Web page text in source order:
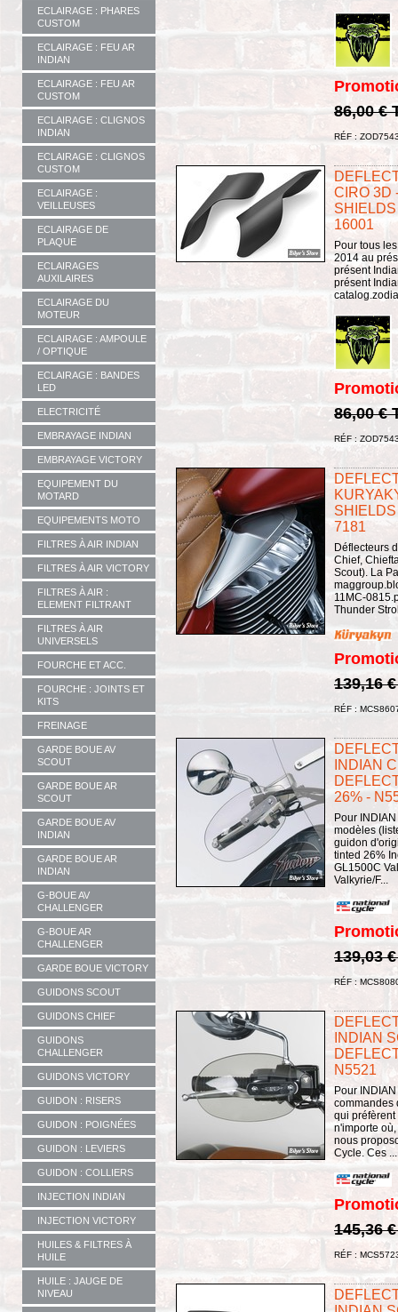
ECLAIRAGE : PHARES
CUSTOM
ECLAIRAGE : FEU AR
INDIAN
ECLAIRAGE : FEU AR
CUSTOM
ECLAIRAGE : CLIGNOS
INDIAN
ECLAIRAGE : CLIGNOS
CUSTOM
ECLAIRAGE :
VEILLEUSES
ECLAIRAGE DE
PLAQUE
ECLAIRAGES
AUXILAIRES
ECLAIRAGE DU
MOTEUR
ECLAIRAGE : AMPOULE
/ OPTIQUE
ECLAIRAGE : BANDES
LED
ELECTRICITÉ
EMBRAYAGE INDIAN
EMBRAYAGE VICTORY
EQUIPEMENT DU
MOTARD
EQUIPEMENTS MOTO
FILTRES À AIR INDIAN
FILTRES À AIR VICTORY
FILTRES À AIR :
ELEMENT FILTRANT
FILTRES À AIR
UNIVERSELS
FOURCHE ET ACC.
FOURCHE : JOINTS ET
KITS
FREINAGE
GARDE BOUE AV
SCOUT
GARDE BOUE AR
SCOUT
GARDE BOUE AV
INDIAN
GARDE BOUE AR
INDIAN
G-BOUE AV
CHALLENGER
G-BOUE AR
CHALLENGER
GARDE BOUE VICTORY
GUIDONS SCOUT
GUIDONS CHIEF
GUIDONS
CHALLENGER
GUIDONS VICTORY
GUIDON : RISERS
GUIDON : POIGNÉES
GUIDON : LEVIERS
GUIDON : COLLIERS
INJECTION INDIAN
INJECTION VICTORY
HUILES & FILTRES À
HUILE
HUILE : JAUGE DE
NIVEAU
86,00 €
RÉF :
CIRO 3D
16001
Pour tous
2014 au
présent
présent
86,00 €
RÉF :
7181
Déflecteurs
Chief,
Scout). La
11MC-
Thunder
139,16
RÉF :
INDIAN
26% -
Pour
modèles
guidon
tinted 26%
GL1500C
Valkyrie/F...
139,03
RÉF :
INDIAN
N5521
Pour
commandes
qui préfèrent
n'importe
nous
Cycle. Ces ...
145,36
RÉF :